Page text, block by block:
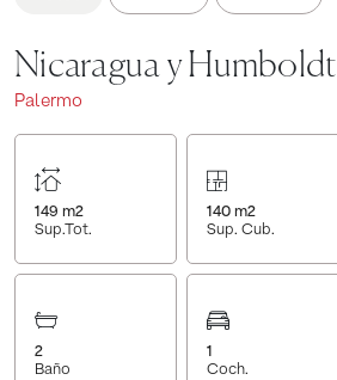
Nicaragua y Humboldt
Palermo
149 m2
Sup.Tot.
140 m2
Sup. Cub.
2
Baño
1
Coch.